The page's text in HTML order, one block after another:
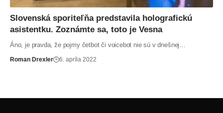
Slovenská sporiteľňa predstavila holografickú
asistentku. Zoznámte sa, toto je Vesna
Áno, je pravda, že pojmy četbot či voicebot nie sú v dnešnej…
Roman Drexler 6. apríla 2022